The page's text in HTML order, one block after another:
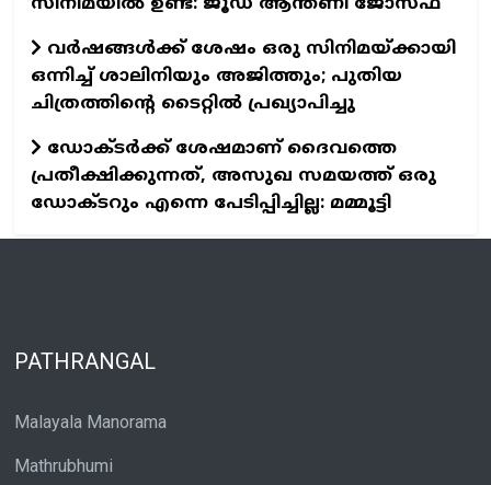
വര്‍ഷങ്ങള്‍ക്ക് ശേഷം ഒരു സിനിമയ്ക്കായി
ഒന്നിച്ച് ശാലിനിയും അജിത്തും; പുതിയ
ചിത്രത്തിന്റെ ടൈറ്റില്‍ പ്രഖ്യാപിച്ചു
ഡോക്ടര്‍ക്ക് ശേഷമാണ് ദൈവത്തെ
പ്രതീക്ഷിക്കുന്നത്, അസുഖ സമയത്ത് ഒരു
ഡോക്ടറും എന്നെ പേടിപ്പിച്ചില്ല: മമ്മൂട്ടി
PATHRANGAL
Malayala Manorama
Mathrubhumi